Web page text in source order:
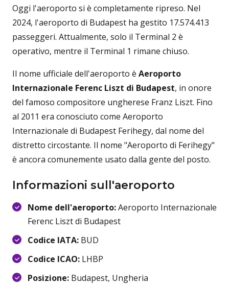
Oggi l'aeroporto si è completamente ripreso. Nel
2024, l'aeroporto di Budapest ha gestito 17.574.413
passeggeri. Attualmente, solo il Terminal 2 è
operativo, mentre il Terminal 1 rimane chiuso.
Il nome ufficiale dell'aeroporto è Aeroporto
Internazionale Ferenc Liszt di Budapest, in onore
del famoso compositore ungherese Franz Liszt. Fino
al 2011 era conosciuto come Aeroporto
Internazionale di Budapest Ferihegy, dal nome del
distretto circostante. Il nome "Aeroporto di Ferihegy"
è ancora comunemente usato dalla gente del posto.
Informazioni sull'aeroporto
Nome dell'aeroporto:Aeroporto Internazionale
Ferenc Liszt di Budapest
Codice IATA: BUD
Codice ICAO: LHBP
Posizione: Budapest, Ungheria